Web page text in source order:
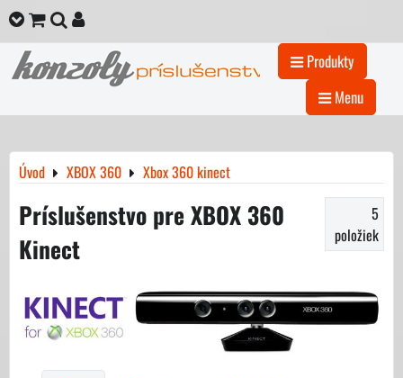
Produkty
Menu
Úvod XBOX 360 Xbox 360 kinect
Príslušenstvo pre XBOX 360
Kinect
5
položiek